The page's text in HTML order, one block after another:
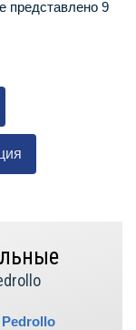
представлено 9